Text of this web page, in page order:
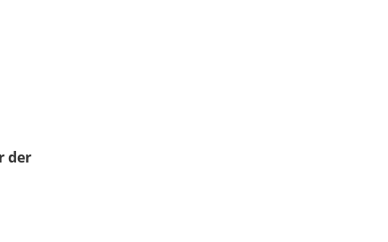
der